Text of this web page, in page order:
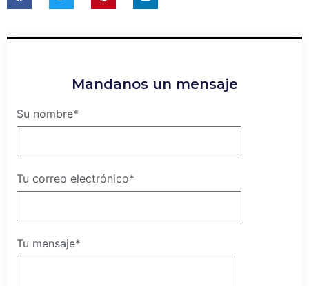
Mandanos un mensaje
Su nombre*
Tu correo electrónico*
Tu mensaje*